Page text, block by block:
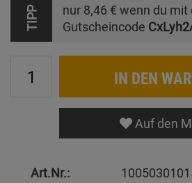
TIPP nur 8,46 € wenn du mit
Gutscheincode
IN DEN
Auf den
Art.Nr.: